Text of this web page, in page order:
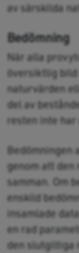
av särskilda
Bedömning
När alla
översiktlig bild
naturvärden
del av
resten inte har
Bedömningen
genom att
samman. Om
enskild
insamlade
en rad
den slutgiltiga